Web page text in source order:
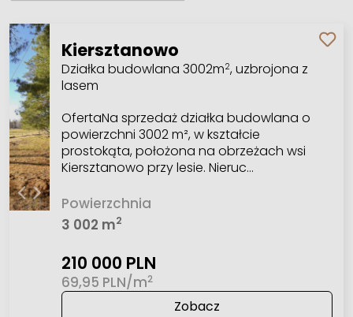
Kiersztanowo
Działka budowlana 3002m2, uzbrojona z
lasem
OfertaNa sprzedaż działka budowlana o
powierzchni 3002 m², w kształcie
prostokąta, położona na obrzeżach wsi
Kiersztanowo przy lesie. Nieruc…
Powierzchnia
3 002 m2
210 000 PLN
69,95 PLN/m2
Zobacz